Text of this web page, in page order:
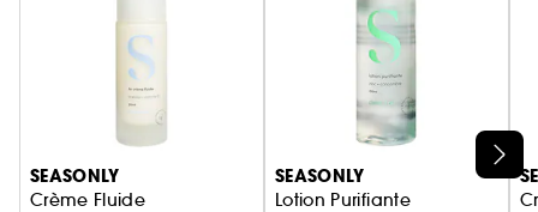
Ignorer le carrousel produits
SEASONLY
Crème Fluide
SEASONLY
Lotion Purifiante